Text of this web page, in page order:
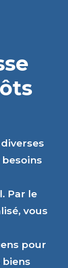
Par le
vous
pour